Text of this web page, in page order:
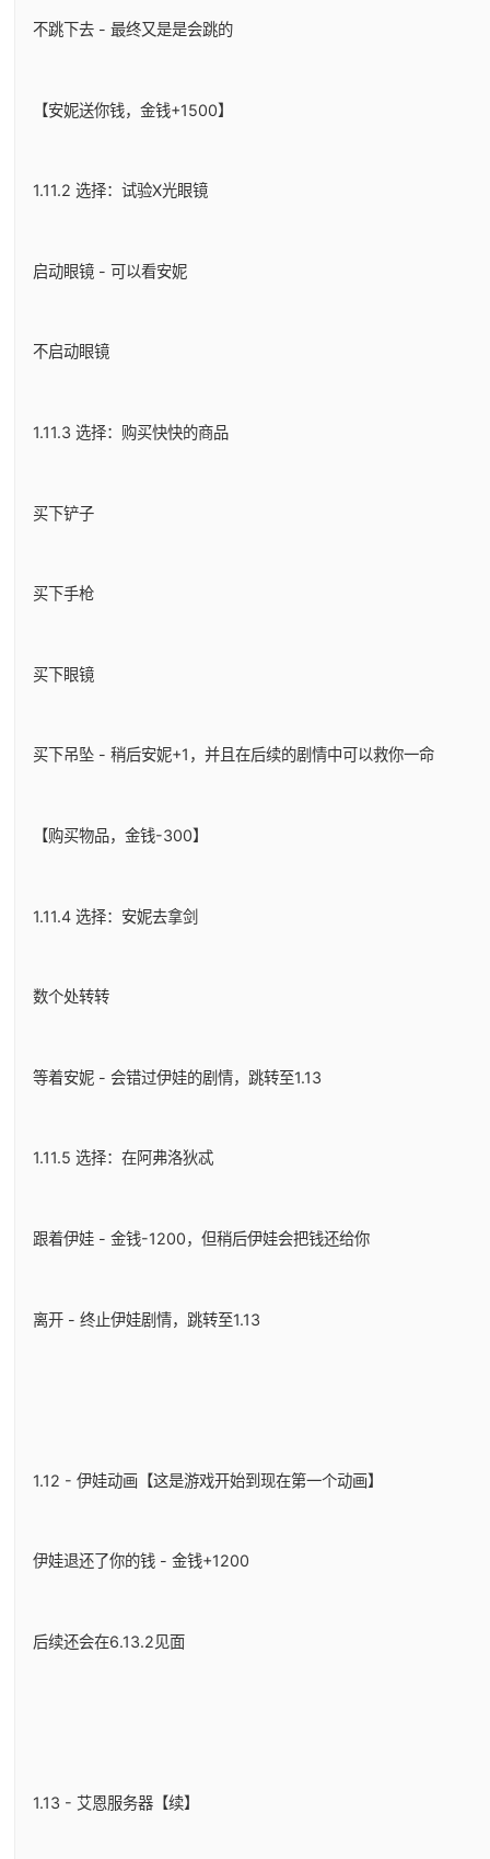
不跳下去 - 最终又是是会跳的
【安妮送你钱，金钱+1500】
1.11.2 选择：试验X光眼镜
启动眼镜 - 可以看安妮
不启动眼镜
1.11.3 选择：购买快快的商品
买下铲子
买下手枪
买下眼镜
买下吊坠 - 稍后安妮+1，并且在后续的剧情中可以救你一命
【购买物品，金钱-300】
1.11.4 选择：安妮去拿剑
数个处转转
等着安妮 - 会错过伊娃的剧情，跳转至1.13
1.11.5 选择：在阿弗洛狄忒
跟着伊娃 - 金钱-1200，但稍后伊娃会把钱还给你
离开 - 终止伊娃剧情，跳转至1.13
1.12 - 伊娃动画【这是游戏开始到现在第一个动画】
伊娃退还了你的钱 - 金钱+1200
后续还会在6.13.2见面
1.13 - 艾恩服务器【续】